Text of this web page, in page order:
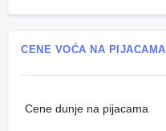
CENE VOĆA NA PIJACAMA
Cene dunje na pijacama